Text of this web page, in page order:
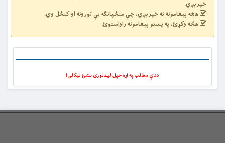
خپرېږي.
هغه پېغامونه نه خپرېږي، چې منځپانګه یې تورونه او کنځل وي.
هڅه وکړئ، په پښتو پېغامونه راواستوئ.
ددې مطلب په اړه خپل لیدلوری نشئ لیکلی!